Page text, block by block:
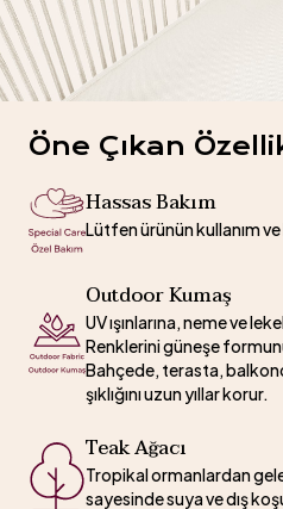
Öne Çıkan
Hassas Bakım
Lütfen ürünün kullanım
Outdoor Kumaş
UV ışınlarına, neme ve
Renklerini güneşe
Bahçede, terasta,
şıklığını uzun yıllar korur.
Teak Ağacı
Tropikal ormanlardan
sayesinde suya ve dış